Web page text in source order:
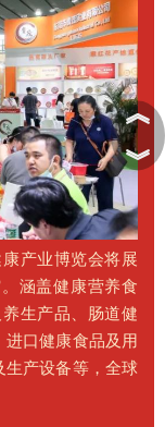
产业博览会将展
涵盖健康营养食
生产品、肠道健
进口健康食品及用
产设备等，全球
︽
︾